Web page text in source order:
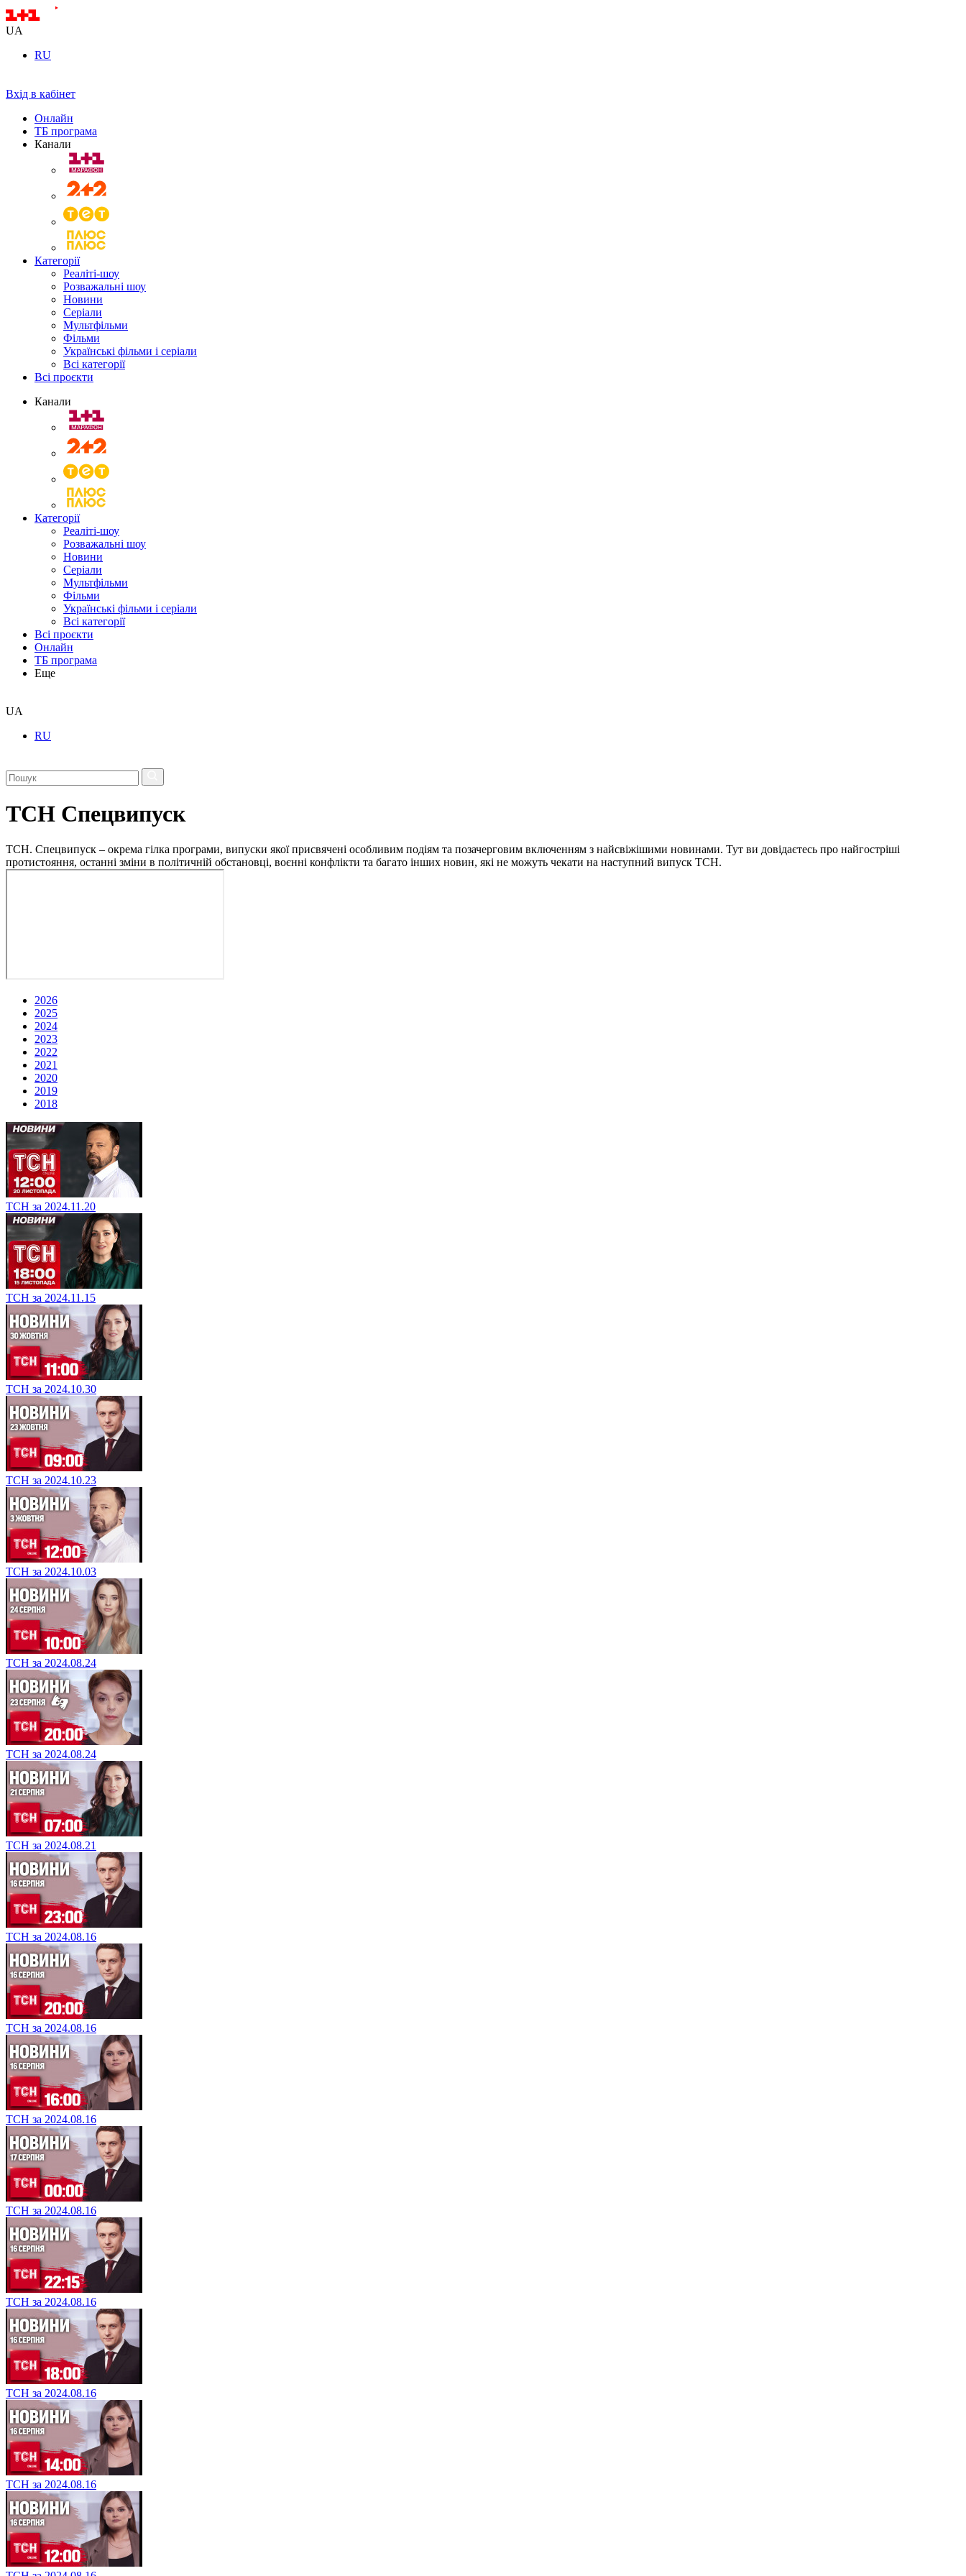
UA
RU
Вхід в кабінет
Онлайн
ТБ програма
Канали
Категорії
Реаліті-шоу
Розважальні шоу
Новини
Серіали
Мультфільми
Фільми
Українські фільми і серіали
Всі категорії
Всі проєкти
Канали
Категорії
Реаліті-шоу
Розважальні шоу
Новини
Серіали
Мультфільми
Фільми
Українські фільми і серіали
Всі категорії
Всі проєкти
Онлайн
ТБ програма
Еще
UA
RU
ТСН Спецвипуск
ТСН. Спецвипуск – окрема гілка програми, випуски якої присвячені особливим подіям та позачерговим включенням з найсвіжішими новинами. Тут ви довідаєтесь про найгостріші
протистояння, останні зміни в політичній обстановці, воєнні конфлікти та багато інших новин, які не можуть чекати на наступний випуск ТСН.
2026
2025
2024
2023
2022
2021
2020
2019
2018
ТСН за 2024.11.20
ТСН за 2024.11.15
ТСН за 2024.10.30
ТСН за 2024.10.23
ТСН за 2024.10.03
ТСН за 2024.08.24
ТСН за 2024.08.24
ТСН за 2024.08.21
ТСН за 2024.08.16
ТСН за 2024.08.16
ТСН за 2024.08.16
ТСН за 2024.08.16
ТСН за 2024.08.16
ТСН за 2024.08.16
ТСН за 2024.08.16